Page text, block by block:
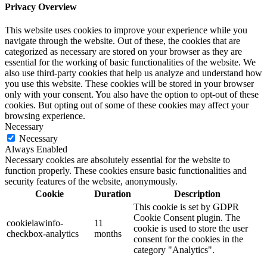
Privacy Overview
This website uses cookies to improve your experience while you
navigate through the website. Out of these, the cookies that are
categorized as necessary are stored on your browser as they are
essential for the working of basic functionalities of the website. We
also use third-party cookies that help us analyze and understand how
you use this website. These cookies will be stored in your browser
only with your consent. You also have the option to opt-out of these
cookies. But opting out of some of these cookies may affect your
browsing experience.
Necessary
Necessary
Always Enabled
Necessary cookies are absolutely essential for the website to
function properly. These cookies ensure basic functionalities and
security features of the website, anonymously.
Cookie
Duration Description
cookielawinfo-
checkbox-analytics
11
months
This cookie is set by GDPR
Cookie Consent plugin. The
cookie is used to store the user
consent for the cookies in the
category "Analytics".